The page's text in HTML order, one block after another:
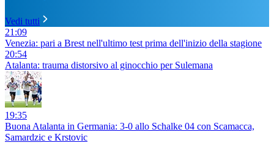
Vedi tutti
21:09
Venezia: pari a Brest nell'ultimo test prima dell'inizio della stagione
20:54
Atalanta: trauma distorsivo al ginocchio per Sulemana
19:35
Buona Atalanta in Germania: 3-0 allo Schalke 04 con Scamacca,
Samardzic e Krstovic